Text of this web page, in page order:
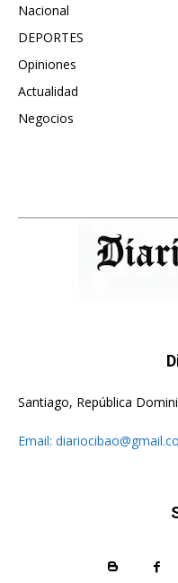
Nacional
DEPORTES
Opiniones
Actualidad
Negocios
Santiago, República
Email: